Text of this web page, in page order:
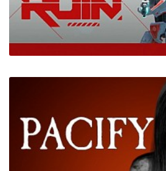
Vermin Hunter
Twin Ruin